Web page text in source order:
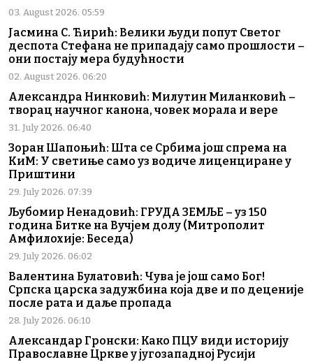
03. August 2026. 05:59
Јасмина С. Ћирић: Велики људи попут Светог
деспота Стефана не припадају само прошлости –
они постају мера будућности
02. August 2026. 06:20
Александра Нинковић: Милутин Миланковић –
творац научног канона, човек морала и вере
31. July 2026. 06:40
Зоран Шапоњић: Шта се Србима још спрема на
КиМ: У светиње само уз водиче лиценциране у
Приштини
29. July 2026. 07:39
Љубомир Ненадовић: ГРУДА ЗЕМЉЕ – уз 150
година Битке на Вучјем долу (Митрополит
Амфилохије: Беседа)
29. July 2026. 06:02
Валентина Булатовић: Чува је још само Бог!
Српска царска задужбина која две и по деценије
после рата и даље пропада
28. July 2026. 06:10
Александар Гронски: Како ПЦУ види историју
Православне Цркве у југозападној Русији